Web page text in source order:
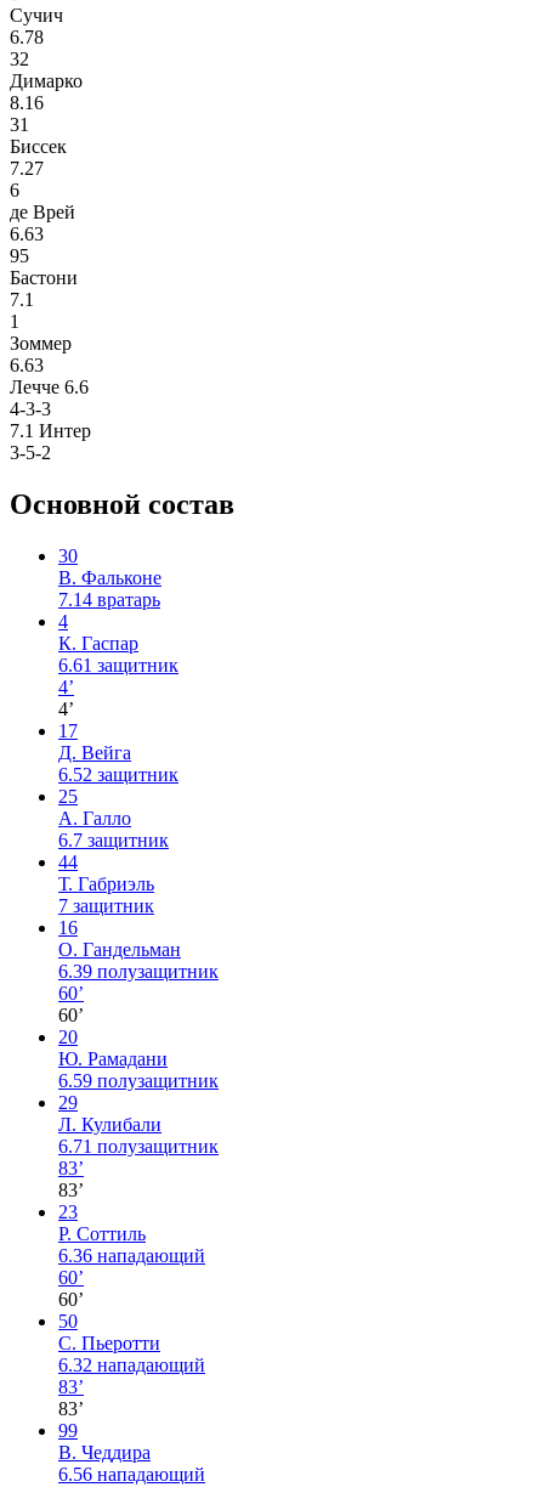
Сучич
6.78
32
Димарко
8.16
31
Биссек
7.27
6
де Врей
6.63
95
Бастони
7.1
1
Зоммер
6.63
Лечче 6.6
4-3-3
7.1 Интер
3-5-2
Основной состав
30
В. Фальконе
7.14 вратарь
4
К. Гаспар
6.61 защитник
4’
4’
17
Д. Вейга
6.52 защитник
25
А. Галло
6.7 защитник
44
Т. Габриэль
7 защитник
16
О. Гандельман
6.39 полузащитник
60’
60’
20
Ю. Рамадани
6.59 полузащитник
29
Л. Кулибали
6.71 полузащитник
83’
83’
23
Р. Соттиль
6.36 нападающий
60’
60’
50
С. Пьеротти
6.32 нападающий
83’
83’
99
В. Чеддира
6.56 нападающий